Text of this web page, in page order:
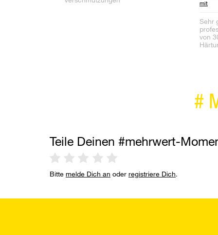
mit
Sehr
von
Teile Deinen #mehrwert-
Bitte melde Dich an oder registriere Dich.